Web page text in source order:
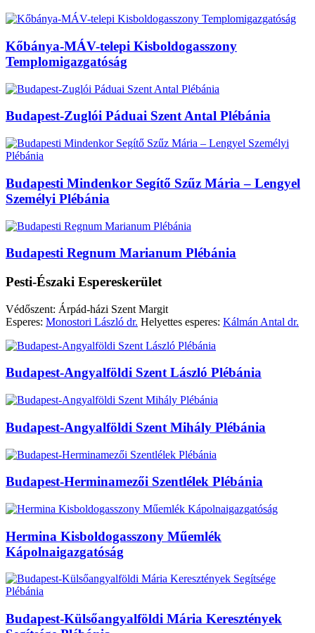
Kőbánya-MÁV-telepi Kisboldogasszony
Templomigazgatóság
Budapest-Zuglói Páduai Szent Antal Plébánia
Budapesti Mindenkor Segítő Szűz Mária – Lengyel
Személyi Plébánia
Budapesti Regnum Marianum Plébánia
Pesti-Északi Espereskerület
Védőszent: Árpád-házi Szent Margit
Esperes: Monostori László dr. Helyettes esperes: Kálmán Antal dr.
Budapest-Angyalföldi Szent László Plébánia
Budapest-Angyalföldi Szent Mihály Plébánia
Budapest-Herminamezői Szentlélek Plébánia
Hermina Kisboldogasszony Műemlék
Kápolnaigazgatóság
Budapest-Külsőangyalföldi Mária Keresztények